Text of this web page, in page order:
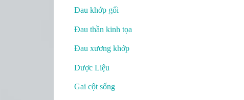
Đau khớp gối
Đau thần kinh tọa
Đau xương khớp
Dược Liệu
Gai cột sống